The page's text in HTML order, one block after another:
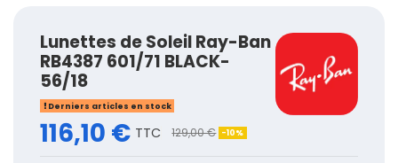
Lunettes de Soleil Ray-Ban
RB4387 601/71 BLACK-
56/18
Derniers articles en stock
116,10 € TTC 129,00 € -10%